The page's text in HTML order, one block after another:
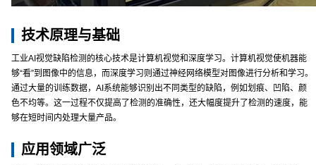
技术原理与基础
工业AI视觉缺陷检测的核心技术是计算机视觉和深度学习。计算机视觉使机器能
够“看”到图像中的信息，而深度学习则通过神经网络模型对图像进行分析和学习。
通过大量的训练数据，AI系统能够识别出不同类型的缺陷，例如划痕、凹陷、颜
色不均等。这一过程不仅提高了检测的准确性，还大幅度提升了检测的速度，能
够在短时间内处理大量产品。
应用领域广泛